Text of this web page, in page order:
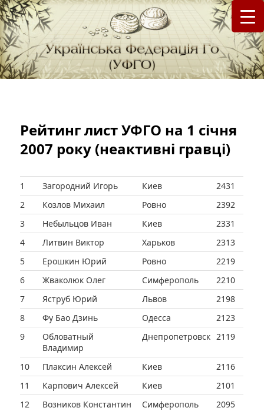
Українська Федерація Го (УФГО)
федерація Го (Бадук, Вейці) в Україні
Рейтинг лист УФГО на 1 січня
2007 року (неактивні гравці)
1 Загородний Игорь Киев
2431
2
Козлов Михаил Ровно
2392
3
Небыльцов Иван Киев
2331
4
Литвин Виктор Харьков
2313
5
Ерошкин Юрий Ровно
2219
6
Жваколюк Олег Симферополь
2210
7
Яструб Юрий Львов
2198
8
Фу Бао Дзинь Одесса
2123
9
Обловатный
Владимир
Днепропетровск 2119
10 Плаксин Алексей Киев
2116
11
Карпович Алексей Киев
2101
12
Возников Константин Симферополь
2095